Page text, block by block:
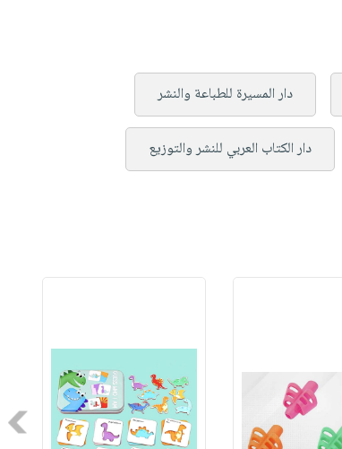
دار المسيرة للطباعة والنشر
دار الكتاب العربي للنشر والتوزيع